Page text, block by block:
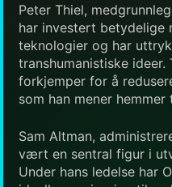
Peter Thiel,
har investert betydelige
teknologier og har
transhumanistiske
forkjemper for å
som han mener
Sam Altman,
vært en sentral figur i
Under hans ledelse har